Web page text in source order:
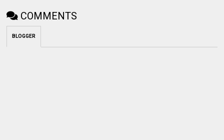
COMMENTS
BLOGGER